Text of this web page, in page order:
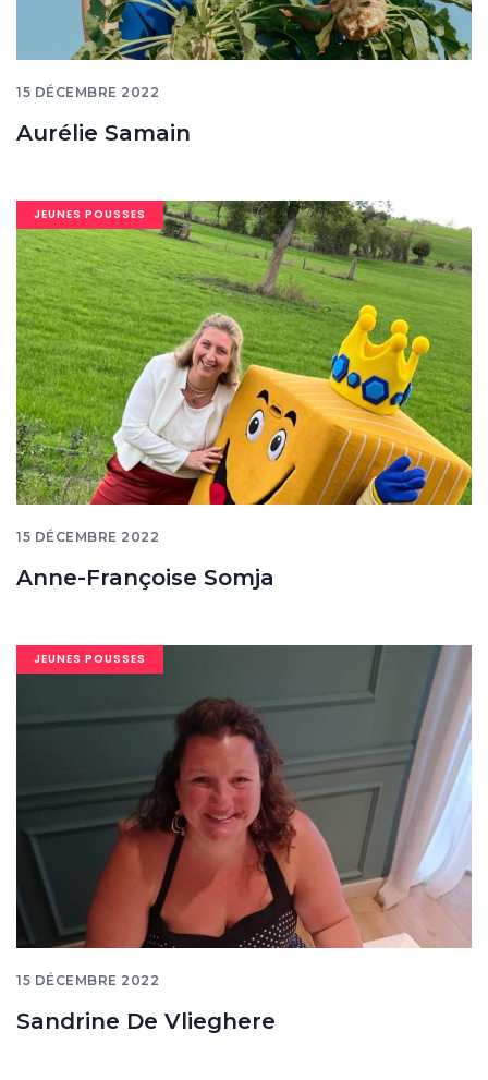
15 DÉCEMBRE 2022
Aurélie Samain
JEUNES POUSSES
Image
banner
15 DÉCEMBRE 2022
Anne-Françoise Somja
JEUNES POUSSES
Image
15 DÉCEMBRE 2022
Sandrine De Vlieghere